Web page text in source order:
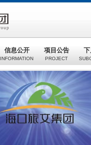
信息公开
INFORMATION
项目公告
PROJECT